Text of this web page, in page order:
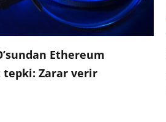
Ethereum
Zarar verir